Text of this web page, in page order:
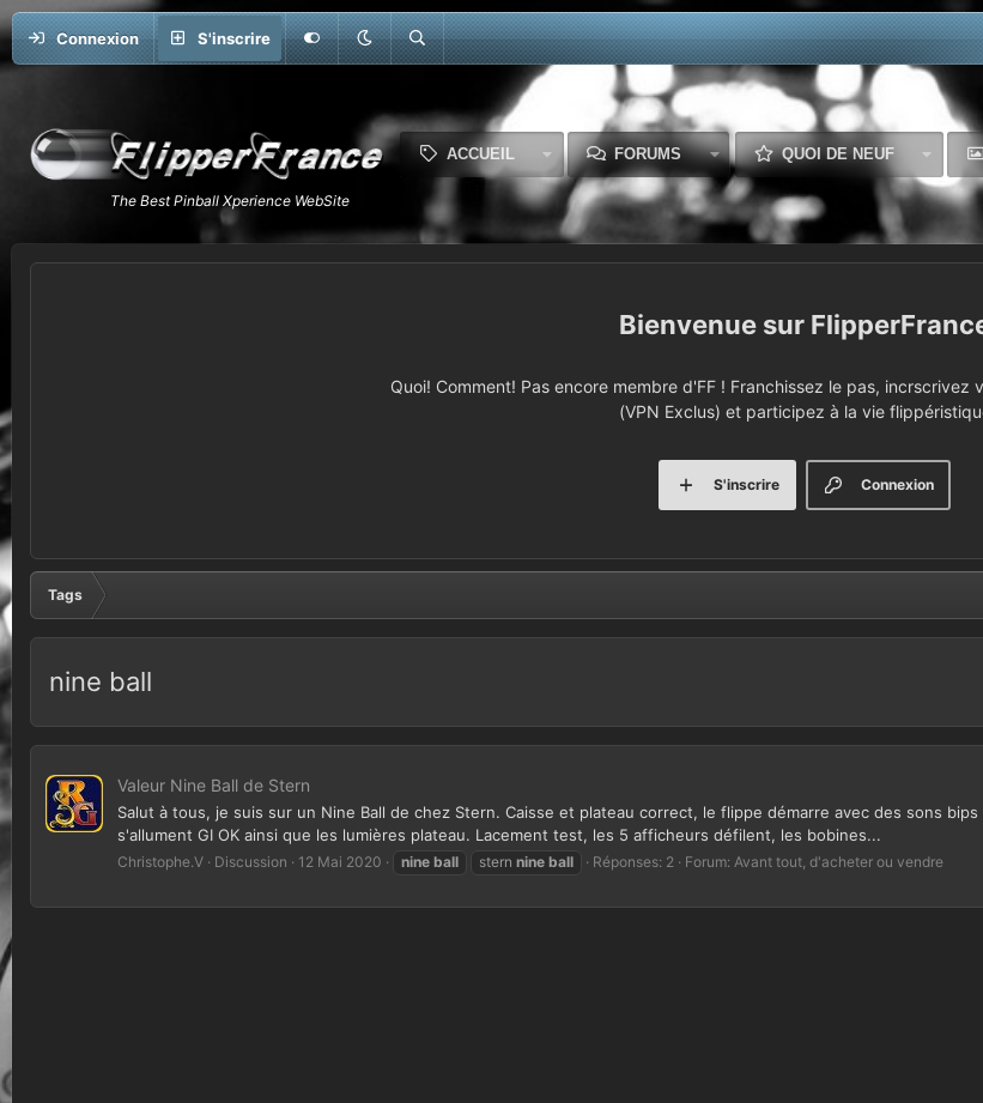
Connexion S'inscrire
ACCUEIL FORUMS QUOI DE NEUF
Quoi! Comment! Pas encore membre d'FF ! Franchissez le pas, incrscrivez
(VPN Exclus) et participez à la vie
Connexion
S'inscrire
Tags
nine ball
Valeur Nine Ball de Stern
Salut à tous, je suis sur un Nine Ball de chez Stern. Caisse et plateau correct, le flippe démarre avec des sons
s'allument GI OK ainsi que les lumières plateau. Lacement test, les 5 afficheurs défilent, les bobines...
Christophe.V Discussion 12 Mai 2020 nine ball stern nine ball Réponses: 2 Forum: Avant tout, d'acheter ou vendre